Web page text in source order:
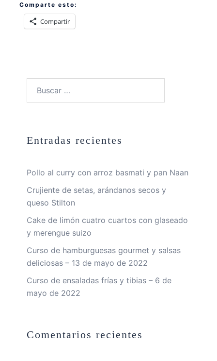
Comparte esto:
Compartir
Entradas recientes
Pollo al curry con arroz basmati y pan Naan
Crujiente de setas, arándanos secos y
queso Stilton
Cake de limón cuatro cuartos con glaseado
y merengue suizo
Curso de hamburguesas gourmet y salsas
deliciosas – 13 de mayo de 2022
Curso de ensaladas frías y tibias – 6 de
mayo de 2022
Comentarios recientes